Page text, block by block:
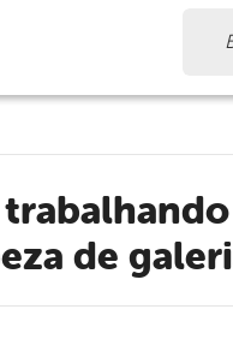
de